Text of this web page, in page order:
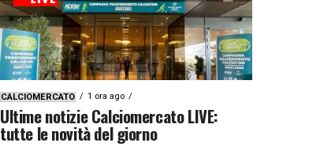
CALCIOMERCATO 1 ora ago
Ultime notizie Calciomercato LIVE:
tutte le novità del giorno